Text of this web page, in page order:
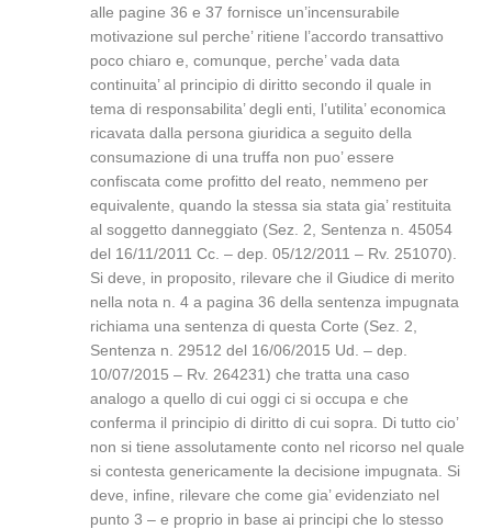
alle pagine 36 e 37 fornisce un’incensurabile
motivazione sul perche’ ritiene l’accordo transattivo
poco chiaro e, comunque, perche’ vada data
continuita’ al principio di diritto secondo il quale in
tema di responsabilita’ degli enti, l’utilita’ economica
ricavata dalla persona giuridica a seguito della
consumazione di una truffa non puo’ essere
confiscata come profitto del reato, nemmeno per
equivalente, quando la stessa sia stata gia’ restituita
al soggetto danneggiato (Sez. 2, Sentenza n. 45054
del 16/11/2011 Cc. – dep. 05/12/2011 – Rv. 251070).
Si deve, in proposito, rilevare che il Giudice di merito
nella nota n. 4 a pagina 36 della sentenza impugnata
richiama una sentenza di questa Corte (Sez. 2,
Sentenza n. 29512 del 16/06/2015 Ud. – dep.
10/07/2015 – Rv. 264231) che tratta una caso
analogo a quello di cui oggi ci si occupa e che
conferma il principio di diritto di cui sopra. Di tutto cio’
non si tiene assolutamente conto nel ricorso nel quale
si contesta genericamente la decisione impugnata. Si
deve, infine, rilevare che come gia’ evidenziato nel
punto 3 – e proprio in base ai principi che lo stesso